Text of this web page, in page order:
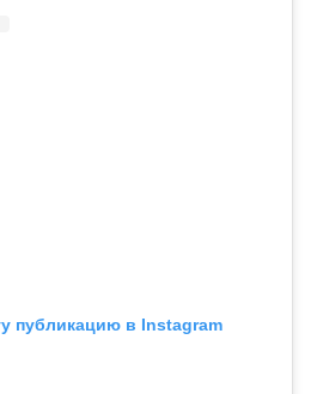
публикацию в Instagram